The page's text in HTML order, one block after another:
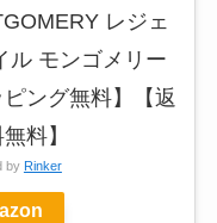
レジェ
ル モンゴメリー
ピング無料】【返
料】
by Rinker